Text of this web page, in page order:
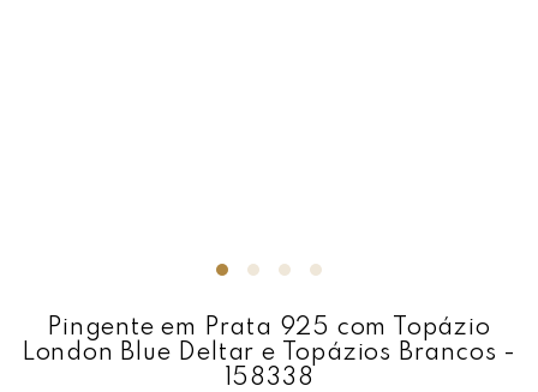
Pingente em Prata 925 com Topázio
London Blue Deltar e Topázios Brancos -
158338